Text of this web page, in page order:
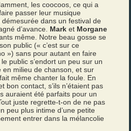
les coocoos, ce qui a
passer leur musique
dans un festival de
d’avance. Mark et Morgane
même. Notre beau gosse se
public (« c’est sur ce
») sans pour autant en faire
public s’endort un peu sur un
en milieu de chanson, et sur
même chanter la foule. En
bon contact, s’ils n’étaient pas
auraient été parfaits pour un
juste regrette-t-on de ne pas
peu plus intime d’une petite
entrer dans la mélancolie